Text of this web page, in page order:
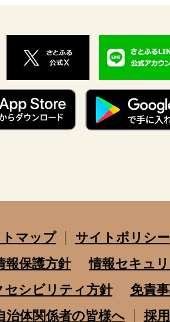
マップ
サイトポリシー
報保護方針
情報セキュ
セシビリティ方針
免責
治体関係者の皆様へ
採